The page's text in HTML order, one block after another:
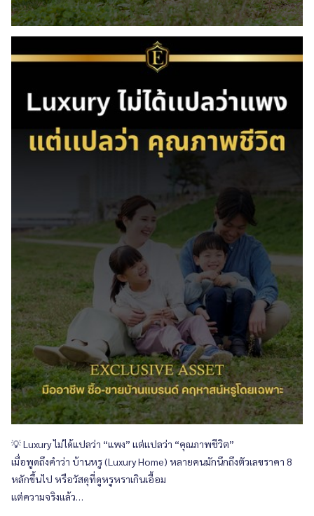
💡 Luxury ไม่ได้แปลว่า “แพง” แต่แปลว่า “คุณภาพชีวิต”
เมื่อพูดถึงคำว่า บ้านหรู (Luxury Home) หลายคนมักนึกถึงตัวเลขราคา 8
หลักขึ้นไป หรือวัสดุที่ดูหรูหราเกินเอื้อม
แต่ความจริงแล้ว…